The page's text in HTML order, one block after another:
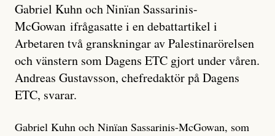
Gabriel Kuhn och Ninïan Sassarinis-
McGowan ifrågasatte i en debattartikel i
Arbetaren två granskningar av Palestinarörelsen
och vänstern som Dagens ETC gjort under våren.
Andreas Gustavsson, chefredaktör på Dagens
ETC, svarar.
Gabriel Kuhn och Ninïan Sassarinis-McGowan, som